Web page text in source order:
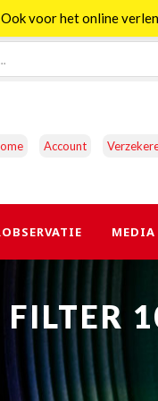
Account
MEDIA
voor het online